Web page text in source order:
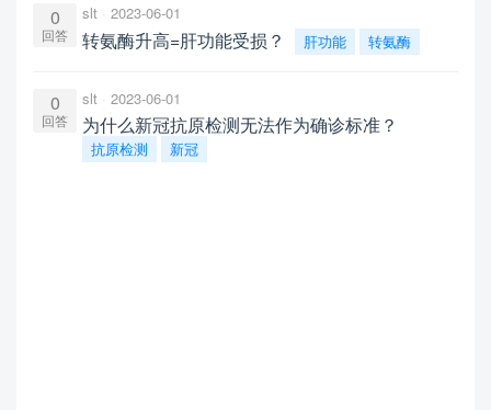
0
回答
slt 2023-06-01
转氨酶升高=肝功能受损？ 肝功能 转氨酶
0
回答
slt 2023-06-01
为什么新冠抗原检测无法作为确诊标准？
抗原检测 新冠